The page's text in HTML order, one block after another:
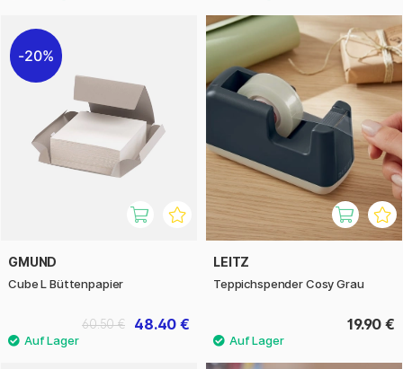
20%
GMUND
Cube L Büttenpapier
48.40 €
60.50 €
LEITZ
Teppichspender Cosy Grau
19.90 €